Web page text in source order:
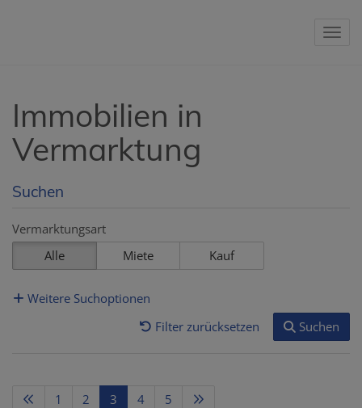
Immobilien in
Vermarktung
Suchen
Vermarktungsart
Alle
Miete Kauf
Weitere Suchoptionen
Filter zurücksetzen
Suchen
1 2 3 4 5